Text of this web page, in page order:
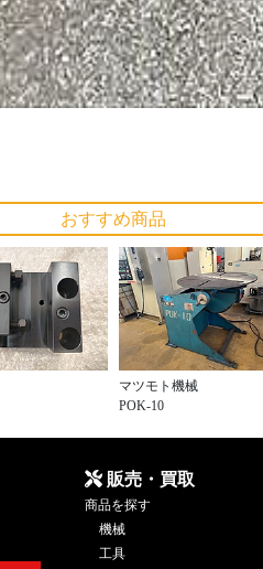
おすすめ商品
マツモト機械
POK-10
販売・買取
商品を探す
機械
工具